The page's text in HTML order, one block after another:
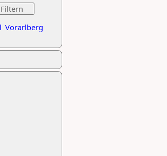
Vorarlberg